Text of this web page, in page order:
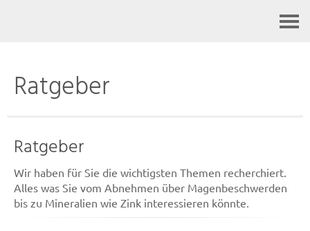
Ratgeber
Ratgeber
Wir haben für Sie die wichtigsten Themen recherchiert.
Alles was Sie vom Abnehmen über Magenbeschwerden
bis zu Mineralien wie Zink interessieren könnte.